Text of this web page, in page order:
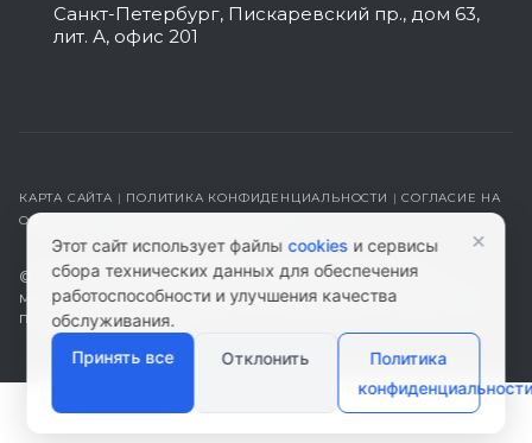
Санкт-Петербург, Пискаревский пр., дом 63,
лит. А, офис 201
КАРТА САЙТА | ПОЛИТИКА КОНФИДЕНЦИАЛЬНОСТИ |СОГЛАСИЕ НА
ОБРАБОТКУ ПЕРСОНАЛЬНЫХ ДАННЫХ
© 2026 ambimed.ru - Медицинское оборудование и
медтехника. Информация на этом ресурсе не является
публичной офертой.
Этот сайт использует файлыcookies и сервисы
сбора технических данных для обеспечения
работоспособности и улучшения качества
обслуживания.
Принять все
Отклонить
Политика
конфиденциальности
×